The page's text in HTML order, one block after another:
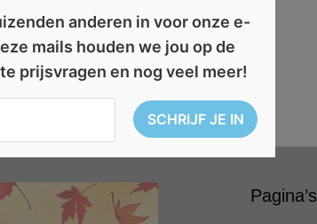
Pagina’s
anderen in voor onze e-
mails houden we jou op de
prijsvragen en nog veel meer!